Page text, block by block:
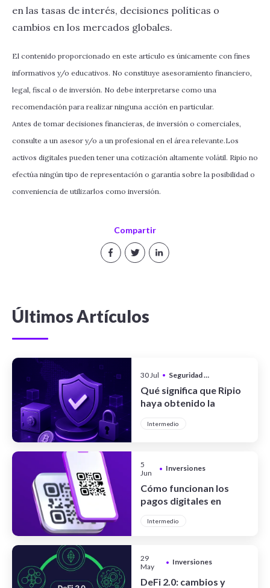
Compartir
en las tasas de interés, decisiones políticas o
cambios en los mercados globales.
El contenido proporcionado en este artículo es únicamente con fines
informativos y/o educativos. No constituye asesoramiento financiero,
legal, fiscal o de inversión. No debe interpretarse como una
recomendación para realizar ninguna acción en particular.
Antes de tomar decisiones financieras, de inversión o comerciales,
consulte a un asesor y/o a un profesional en el área relevante.Los
activos digitales pueden tener una cotización altamente volátil. Ripio no
efectúa ningún tipo de representación o garantía sobre la posibilidad o
conveniencia de utilizarlos como inversión.
Últimos Artículos
30 Jul • Seguridad y Privacidad
Qué significa que Ripio
haya obtenido la
III Full System
Intermedio
5
Jun
• Inversiones
Cómo funcionan los
pagos digitales en
Intermedio
29
May
• Inversiones
DeFi 2.0: cambios y